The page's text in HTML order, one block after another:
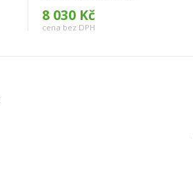
8 030 Kč
cena bez DPH